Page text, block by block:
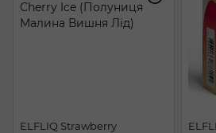
Dinner Lady
Hype Black
ELFLIQ Strawberry